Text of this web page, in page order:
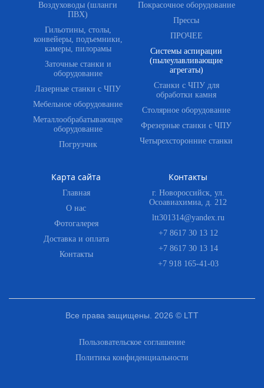
Воздуховоды (шланги
ПВХ)
Гильотины, столы,
конвейеры, подъемники,
камеры, пилорамы
Заточные станки и
оборудование
Лазерные станки с ЧПУ
Мебельное оборудование
Металлообрабатывающее
оборудование
Погрузчик
Покрасочное оборудование
Прессы
ПРОЧЕЕ
Системы аспирации
(пылеулавливающие
агрегаты)
Станки с ЧПУ для
обработки камня
Столярное оборудование
Фрезерные станки с ЧПУ
Четырехсторонние станки
Карта сайта
Главная
О нас
Фотогалерея
Доставка и оплата
Контакты
Контакты
г. Новороссийск, ул.
Осоавиахимиа, д. 212
ltt301314@yandex.ru
+7 8617 30 13 12
+7 8617 30 13 14
+7 918 165-41-03
Все права защищены. 2026 © LTT
Пользовательское соглашение
Политика конфиденциальности